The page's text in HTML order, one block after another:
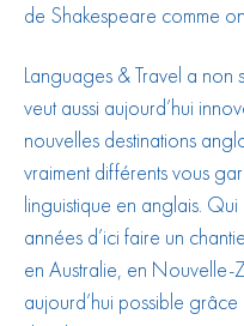
de Shakespeare comme
Languages & Travel a non
veut aussi aujourd’hui
nouvelles destinations
vraiment différents vous
linguistique en anglais.
années d’ici faire un
en Australie, en Nouvelle-
aujourd’hui possible